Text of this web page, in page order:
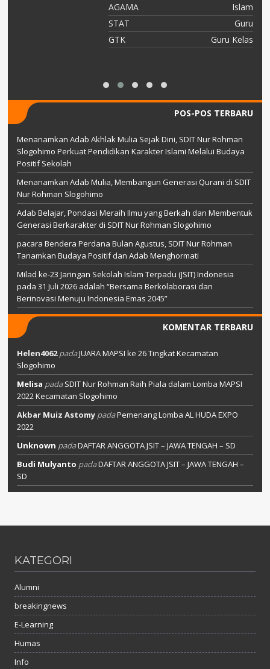
AGAMA
Islam
STAT
Guru
GTK
Guru Kelas
POS-POS TERBARU
Menanamkan Adab Akhlak Mulia Sejak Dini, SDIT Nur Rohman
Slogohimo Perkuat Pendidikan Karakter Islami Melalui Budaya
Positif Sekolah
Menanamkan Adab Mulia, Membangun Generasi Qurani di SDIT
Nur Rohman Slogohimo
Adab Belajar, Pondasi Meraih Ilmu yang Berkah dan Membentuk
Generasi Berkarakter di SDIT Nur Rohman Slogohimo
pacara Bendera Perdana Bulan Agustus, SDIT Nur Rohman
Tanamkan Budaya Positif dan Adab Menghormati
Milad ke-23 Jaringan Sekolah Islam Terpadu (JSIT) Indonesia
pada 31 Juli 2026 adalah “Bersama Berkolaborasi dan
Berinovasi Menuju Indonesia Emas 2045”
KOMENTAR TERBARU
Helen4062padaJUARA MAPSI ke 26 Tingkat Kecamatan
Slogohimo
Melisa padaSDIT Nur Rohman Raih Piala dalam Lomba MAPSI
2022 Kecamatan Slogohimo
Akbar Muiz Astomy padaPemenang Lomba AL HUDA EXPO
2022
Unknown padaDAFTAR ANGGOTA JSIT – JAWA TENGAH – SD
Budi Mulyanto padaDAFTAR ANGGOTA JSIT – JAWA TENGAH –
SD
KATEGORI
Alumni
breakingnews
E-Learning
Humas
Info